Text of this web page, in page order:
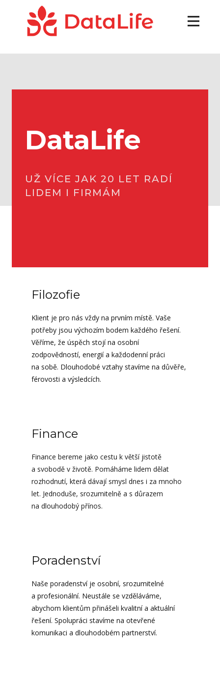
DataLife
UŽ VÍCE JAK 20 LET RADÍ
LIDEM I FIRMÁM
Filozofie
Klient je pro nás vždy na prvním místě. Vaše
potřeby jsou výchozím bodem každého řešení.
Věříme, že úspěch stojí na osobní
zodpovědností, energií a každodenní práci
na sobě. Dlouhodobé vztahy stavíme na důvěře,
férovosti a výsledcích.
Finance
Finance bereme jako cestu k větší jistotě
a svobodě v životě. Pomáháme lidem dělat
rozhodnutí, která dávají smysl dnes i za mnoho
let. Jednoduše, srozumitelně a s důrazem
na dlouhodobý přínos.
Poradenství
Naše poradenství je osobní, srozumitelné
a profesionální. Neustále se vzděláváme,
abychom klientům přinášeli kvalitní a aktuální
řešení. Spolupráci stavíme na otevřené
komunikaci a dlouhodobém partnerství.